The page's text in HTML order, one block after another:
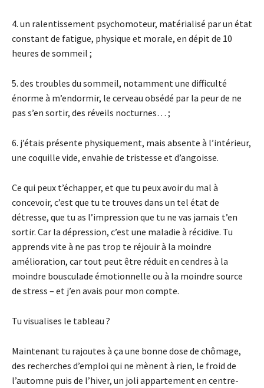
4. un ralentissement psychomoteur, matérialisé par un état
constant de fatigue, physique et morale, en dépit de 10
heures de sommeil ;
5. des troubles du sommeil, notamment une difficulté
énorme à m’endormir, le cerveau obsédé par la peur de ne
pas s’en sortir, des réveils nocturnes… ;
6. j’étais présente physiquement, mais absente à l’intérieur,
une coquille vide, envahie de tristesse et d’angoisse.
Ce qui peux t’échapper, et que tu peux avoir du mal à
concevoir, c’est que tu te trouves dans un tel état de
détresse, que tu as l’impression que tu ne vas jamais t’en
sortir. Car la dépression, c’est une maladie à récidive. Tu
apprends vite à ne pas trop te réjouir à la moindre
amélioration, car tout peut être réduit en cendres à la
moindre bousculade émotionnelle ou à la moindre source
de stress – et j’en avais pour mon compte.
Tu visualises le tableau ?
Maintenant tu rajoutes à ça une bonne dose de chômage,
des recherches d’emploi qui ne mènent à rien, le froid de
l’automne puis de l’hiver, un joli appartement en centre-